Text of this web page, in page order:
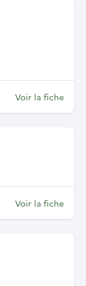
Voir la fiche
Voir la fiche